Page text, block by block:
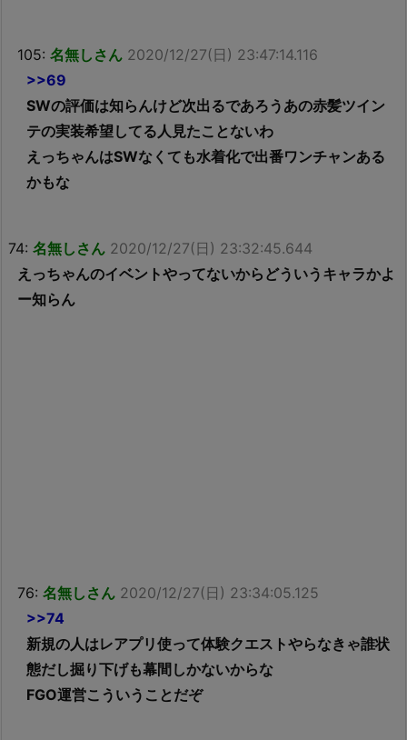
105: 名無しさん 2020/12/27(日) 23:47:14.116
>>69
SWの評価は知らんけど次出るであろうあの赤髪ツイン
テの実装希望してる人見たことないわ
えっちゃんはSWなくても水着化で出番ワンチャンある
かもな
74: 名無しさん 2020/12/27(日) 23:32:45.644
えっちゃんのイベントやってないからどういうキャラかよ
ー知らん
76: 名無しさん 2020/12/27(日) 23:34:05.125
>>74
新規の人はレアプリ使って体験クエストやらなきゃ誰状
態だし掘り下げも幕間しかないからな
FGO運営こういうことだぞ